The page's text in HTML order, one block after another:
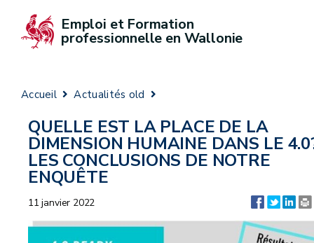
Emploi et Formation
professionnelle en Wallonie
Accueil Actualités old
QUELLE EST LA PLACE DE LA
DIMENSION HUMAINE DANS LE
LES CONCLUSIONS DE NOTRE
ENQUÊTE
11 janvier 2022